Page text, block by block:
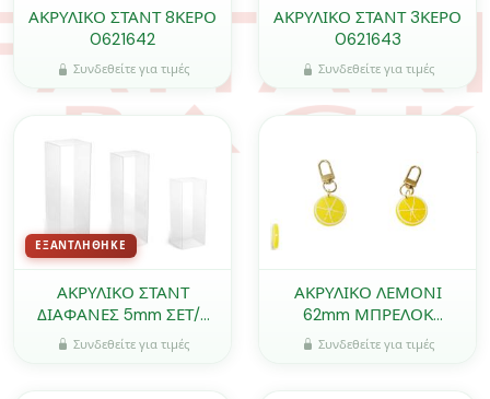
ΑΚΡΥΛΙΚΟ ΣΤΑΝΤ 8ΚΕΡΟ
0621642
Συνδεθείτε για τιμές
ΑΚΡΥΛΙΚΟ ΣΤΑΝΤ 3ΚΕΡΟ
0621643
Συνδεθείτε για τιμές
ΕΞΑΝΤΛΉΘΗΚΕ
ΑΚΡΥΛΙΚΟ ΣΤΑΝΤ
ΔΙΑΦΑΝΕΣ 5mm ΣΕΤ/3
0621446
Συνδεθείτε για τιμές
ΑΚΡΥΛΙΚΟ ΛΕΜΟΝΙ
62mm ΜΠΡΕΛΟΚ
0518066
Συνδεθείτε για τιμές